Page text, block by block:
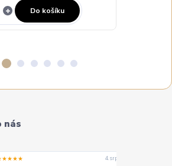
Do košíku
nás
4. srpna